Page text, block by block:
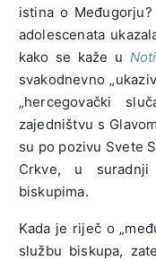
istina o
adolescenata
kako se kaže u Noti
svakodnevno
„hercegovački
zajedništvu s
su po pozivu Svete
Crkve, u suradnji
biskupima.
Kada je riječ o
službu biskupa,